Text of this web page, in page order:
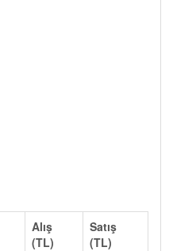
Alış
(TL)
Satış
(TL)